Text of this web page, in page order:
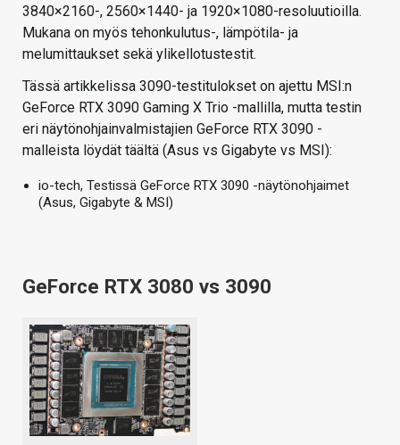
3840×2160-, 2560×1440- ja 1920×1080-resoluutioilla.
Mukana on myös tehonkulutus-, lämpötila- ja
melumittaukset sekä ylikellotustestit.
Tässä artikkelissa 3090-testitulokset on ajettu MSI:n
GeForce RTX 3090 Gaming X Trio -mallilla, mutta testin
eri näytönohjainvalmistajien GeForce RTX 3090 -
malleista löydät täältä (Asus vs Gigabyte vs MSI):
io-tech, Testissä GeForce RTX 3090 -näytönohjaimet
(Asus, Gigabyte & MSI)
GeForce RTX 3080 vs 3090